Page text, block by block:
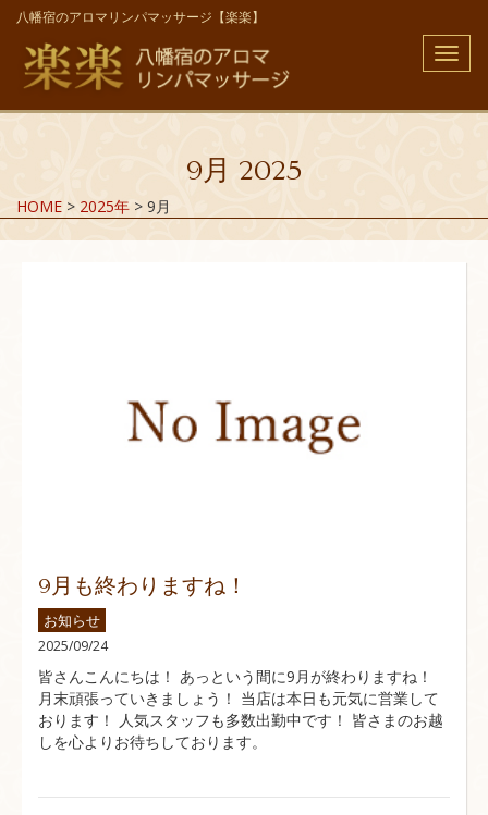
八幡宿のアロマリンパマッサージ【楽楽】
メ
ニ
9月 2025
HOME > 2025年 > 9月
9月も終わりますね！
お知らせ
2025/09/24
皆さんこんにちは！ あっという間に9月が終わりますね！
月末頑張っていきましょう！ 当店は本日も元気に営業して
おります！ 人気スタッフも多数出勤中です！ 皆さまのお越
しを心よりお待ちしております。